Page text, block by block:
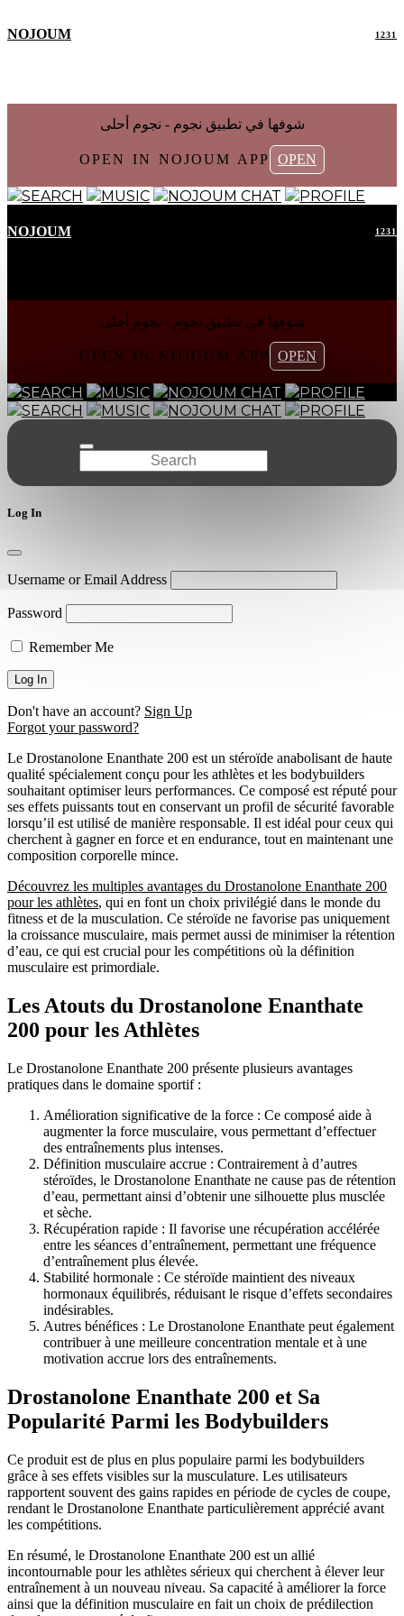
NOJOUM 1231
شوفها في تطبیق نجوم - نجوم أحلی
OPEN IN NOJOUM APP OPEN
SEARCH MUSIC NOJOUM CHAT PROFILE
NOJOUM 1231
شوفها في تطبیق نجوم - نجوم أحلی
OPEN IN NOJOUM APP OPEN
SEARCH MUSIC NOJOUM CHAT
PROFILE
SEARCH
MUSIC NOJOUM CHAT PROFILE
Log In
Username or Email Address
Password
Remember Me
Don't have an account? Sign Up
Forgot your password?
Le Drostanolone Enanthate 200 est un stéroïde anabolisant de haute
qualité spécialement conçu pour les athlètes et les bodybuilders
souhaitant optimiser leurs performances. Ce composé est réputé pour
ses effets puissants tout en conservant un profil de sécurité favorable
lorsqu’il est utilisé de manière responsable. Il est idéal pour ceux qui
cherchent à gagner en force et en endurance, tout en maintenant une
composition corporelle mince.
Découvrez les multiples avantages du Drostanolone Enanthate 200
pour les athlètes, qui en font un choix privilégié dans le monde du
fitness et de la musculation. Ce stéroïde ne favorise pas uniquement
la croissance musculaire, mais permet aussi de minimiser la rétention
d’eau, ce qui est crucial pour les compétitions où la définition
musculaire est primordiale.
Les Atouts du Drostanolone Enanthate
200 pour les Athlètes
Le Drostanolone Enanthate 200 présente plusieurs avantages
pratiques dans le domaine sportif :
Amélioration significative de la force : Ce composé aide à
augmenter la force musculaire, vous permettant d’effectuer
des entraînements plus intenses.
Définition musculaire accrue : Contrairement à d’autres
stéroïdes, le Drostanolone Enanthate ne cause pas de rétention
d’eau, permettant ainsi d’obtenir une silhouette plus musclée
et sèche.
Récupération rapide : Il favorise une récupération accélérée
entre les séances d’entraînement, permettant une fréquence
d’entraînement plus élevée.
Stabilité hormonale : Ce stéroïde maintient des niveaux
hormonaux équilibrés, réduisant le risque d’effets secondaires
indésirables.
Autres bénéfices : Le Drostanolone Enanthate peut également
contribuer à une meilleure concentration mentale et à une
motivation accrue lors des entraînements.
Drostanolone Enanthate 200 et Sa
Popularité Parmi les Bodybuilders
Ce produit est de plus en plus populaire parmi les bodybuilders
grâce à ses effets visibles sur la musculature. Les utilisateurs
rapportent souvent des gains rapides en période de cycles de coupe,
rendant le Drostanolone Enanthate particulièrement apprécié avant
les compétitions.
En résumé, le Drostanolone Enanthate 200 est un allié
incontournable pour les athlètes sérieux qui cherchent à élever leur
entraînement à un nouveau niveau. Sa capacité à améliorer la force
ainsi que la définition musculaire en fait un choix de prédilection